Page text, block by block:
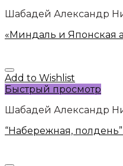
Шабадей Александр
«Миндаль и Японская
Add to Wishlist
Быстрый просмотр
Шабадей Александр
“Набережная, полдень”